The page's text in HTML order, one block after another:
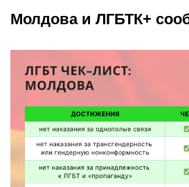
Молдова и ЛГБТК+